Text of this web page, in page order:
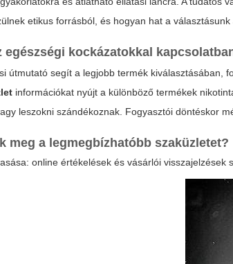
etikus forrásból, és hogyan hat a választásunk
egészségi kockázatokkal
útmutató segít a legjobb termék kiválasztásában,
információkat nyújt a különböző termékek
leszokni szándékoznak. Fogyasztói döntéskor
meg a legmegbízhatóbb szaküzletet?
online értékelések és vásárlói visszajelzések